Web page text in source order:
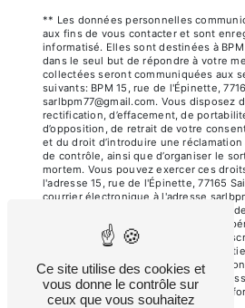
** Les données personnelles
aux fins de vous contacter et sont
informatisé. Elles sont destinées à
dans le seul but de répondre à votre
collectées seront communiquées aux
suivants: BPM 15, rue de l'Épinette,
sarlbpm77@gmail.com. Vous disposez
rectification, d’effacement, de
d’opposition, de retrait de votre
et du droit d’introduire une réclamation
de contrôle, ainsi que d’organiser le
mortem. Vous pouvez exercer ces
l'adresse 15, rue de l'Épinette, 77165
courrier électronique à l'adresse
justificatif d'identité pourra vous être
conservons vos données pendant la
contact puis pendant la durée de
probatoires et de gestion des
de vous inscrire sur la liste
téléphonique, disponible à cette
Consultez le site cnil.fr pour plus
Ce site utilise des cookies et
vous donne le contrôle sur
ceux que vous souhaitez